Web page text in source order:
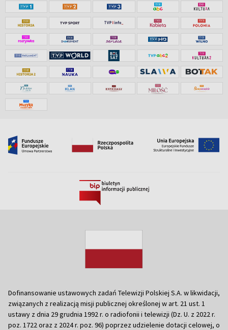
Dofinansowanie ustawowych zadań Telewizji Polskiej S.A. w likwidacji,
związanych z realizacją misji publicznej określonej w art. 21 ust. 1
ustawy z dnia 29 grudnia 1992 r. o radiofonii i telewizji (Dz. U. z 2022 r.
poz. 1722 oraz z 2024 r. poz. 96) poprzez udzielenie dotacji celowej, o